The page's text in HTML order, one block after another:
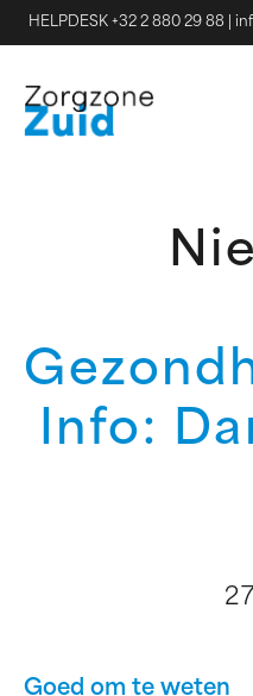
HELPDESK +32 2 880 29 88
Info:
Goed om te weten